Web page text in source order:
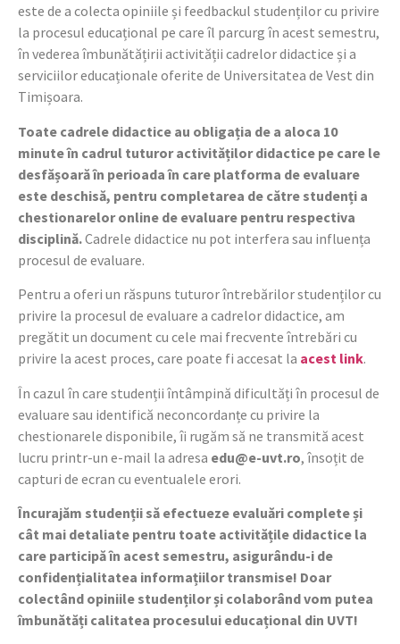
este de a colecta opiniile și feedbackul studenților cu privire
la procesul educațional pe care îl parcurg în acest semestru,
în vederea îmbunătățirii activității cadrelor didactice și a
serviciilor educaționale oferite de Universitatea de Vest din
Timișoara.
Toate cadrele didactice au obligația de a aloca 10
minute în cadrul tuturor activităților didactice pe care le
desfășoară în perioada în care platforma de evaluare
este deschisă, pentru completarea de către studenți a
chestionarelor online de evaluare pentru respectiva
disciplină.Cadrele didactice nu pot interfera sau influența
procesul de evaluare.
Pentru a oferi un răspuns tuturor întrebărilor studenților cu
privire la procesul de evaluare a cadrelor didactice, am
pregătit un document cu cele mai frecvente întrebări cu
privire la acest proces, care poate fi accesat la acest link.
În cazul în care studenții întâmpină dificultăți în procesul de
evaluare sau identifică neconcordanțe cu privire la
chestionarele disponibile, îi rugăm să ne transmită acest
lucru printr-un e-mail la adresa edu@e-uvt.ro, însoțit de
capturi de ecran cu eventualele erori.
Încurajăm studenții să efectueze evaluări complete și
cât mai detaliate pentru toate activitățile didactice la
care participă în acest semestru, asigurându-i de
confidențialitatea informațiilor transmise! Doar
colectând opiniile studenților și colaborând vom putea
îmbunătăți calitatea procesului educațional din UVT!